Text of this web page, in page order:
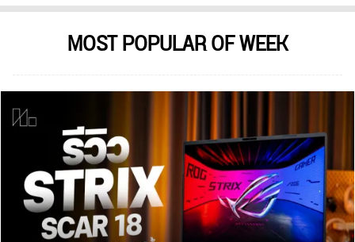
MOST POPULAR OF WEEK